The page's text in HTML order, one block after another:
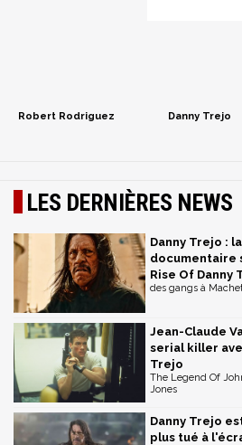
Robert Rodriguez Danny Trejo
LES DERNIÈRES NEWS
Danny Trejo :
documentaire
Rise Of Danny
des gangs à
Jean-Claude
serial killer
Trejo
The Legend Of
Jones
Danny Trejo
plus tué à